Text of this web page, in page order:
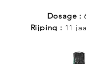
Dosage :
Rijping : 11